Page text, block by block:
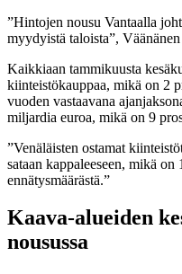
”Hintojen nousu Vantaalla
myydyistä taloista”, Väänänen
Kaikkiaan tammikuusta
kiinteistökauppaa, mikä on 2
vuoden vastaavana
miljardia euroa, mikä on 9
”Venäläisten ostamat
sataan kappaleeseen, mikä
ennätysmäärästä.”
Kaava-alueiden
nousussa